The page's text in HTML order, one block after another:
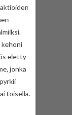
kehoni
eletty
jonka
toisella.